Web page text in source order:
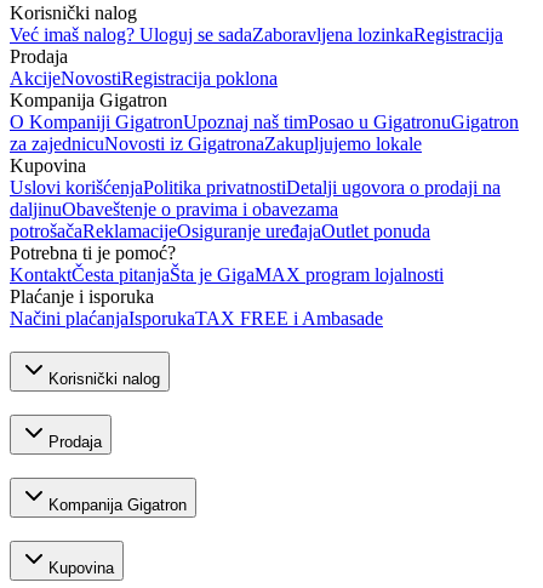
Korisnički nalog
Već imaš nalog? Uloguj se sadaZaboravljena lozinkaRegistracija
Prodaja
AkcijeNovostiRegistracija poklona
Kompanija Gigatron
O Kompaniji GigatronUpoznaj naš timPosao u GigatronuGigatron
za zajednicuNovosti iz GigatronaZakupljujemo lokale
Kupovina
Uslovi korišćenjaPolitika privatnostiDetalji ugovora o prodaji na
daljinuObaveštenje o pravima i obavezama
potrošačaReklamacijeOsiguranje uređajaOutlet ponuda
Potrebna ti je pomoć?
KontaktČesta pitanjaŠta je GigaMAX program lojalnosti
Plaćanje i isporuka
Načini plaćanjaIsporukaTAX FREE i Ambasade
Korisnički nalog
Prodaja
Kompanija Gigatron
Kupovina